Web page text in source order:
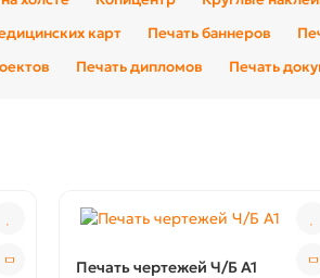
карт Печать баннеров
Печать дипломов Печать
Печать чертежей Ч/Б А1